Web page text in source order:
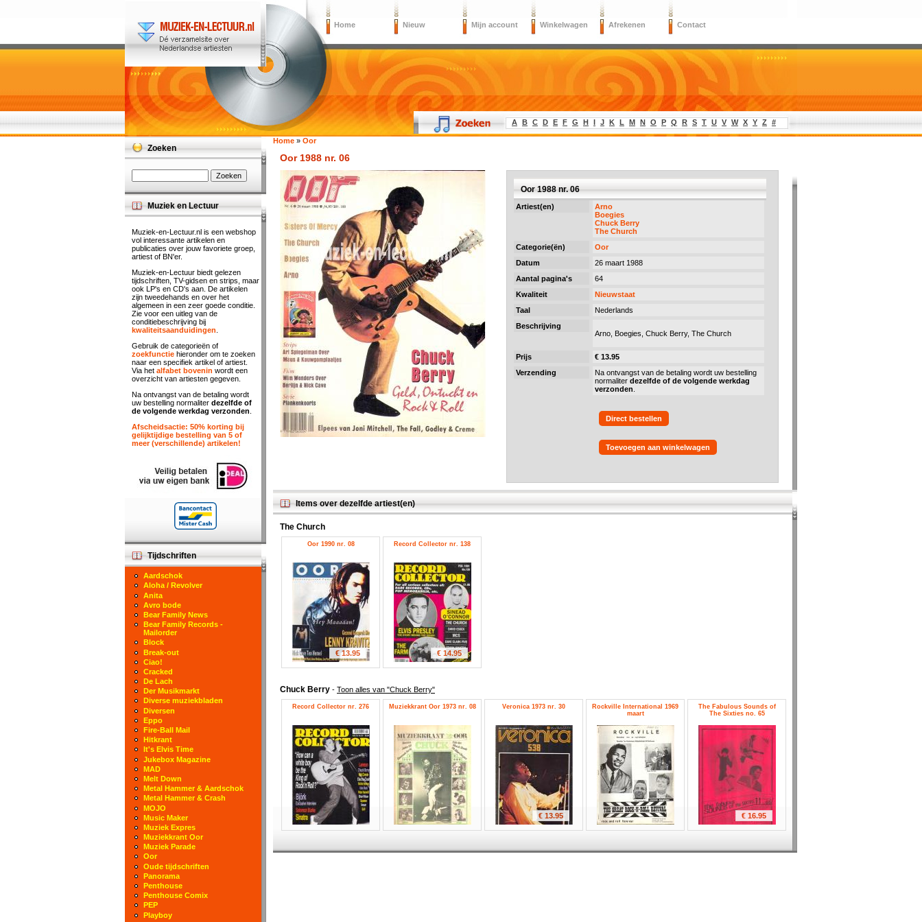
Home Nieuw Mijn account Winkelwagen Afrekenen Contact
A B C D E F G H I J K L M N O P Q R S T U V W X Y Z #
Home » Oor
Oor 1988 nr. 06
Oor 1988 nr. 06
Artiest(en)
Arno
Boegies
Chuck Berry
The Church
Categorie(ën)
Oor
Datum
26 maart 1988
Aantal pagina's
64
Kwaliteit
Nieuwstaat
Taal
Nederlands
Beschrijving
Arno, Boegies, Chuck Berry, The Church
Prijs
€ 13.95
Verzending
Na ontvangst van de betaling wordt uw bestelling
normaliter dezelfde of de volgende werkdag
verzonden
Direct bestellen
Toevoegen aan winkelwagen
Items over dezelfde artiest(en)
The Church
Oor 1990 nr. 08
€ 13.95
Record Collector nr. 138
€ 14.95
Chuck Berry - Toon alles van "Chuck Berry"
Record Collector nr. 276 Muziekkrant Oor 1973 nr. 08 Veronica 1973 nr. 30
€ 13.95
Rockville International 1969
maart
The Fabulous Sounds of
The Sixties no. 65
€ 16.95
Zoeken
Muziek en Lectuur
Muziek-en-Lectuur.nl is een webshop
vol interessante artikelen en
publicaties over jouw favoriete groep,
artiest of BN'er.
Muziek-en-Lectuur biedt gelezen
tijdschriften, TV-gidsen en strips, maar
ook LP's en CD's aan. De artikelen
zijn tweedehands en over het
algemeen in een zeer goede conditie.
Zie voor een uitleg van de
conditiebeschrijving bij
kwaliteitsaanduidingen
Gebruik de categorieën of
zoekfunctie hieronder om te zoeken
naar een specifiek artikel of artiest.
Via het alfabet bovenin wordt een
overzicht van artiesten gegeven.
Na ontvangst van de betaling wordt
uw bestelling normaliter dezelfde of
de volgende werkdag verzonden
Afscheidsactie: 50% korting bij
gelijktijdige bestelling van 5 of
meer (verschillende) artikelen!
Tijdschriften
Aardschok
Aloha / Revolver
Anita
Avro bode
Bear Family News
Bear Family Records -
Mailorder
Block
Break-out
Ciao!
Cracked
De Lach
Der Musikmarkt
Diverse muziekbladen
Diversen
Eppo
Fire-Ball Mail
Hitkrant
It's Elvis Time
Jukebox Magazine
MAD
Melt Down
Metal Hammer & Aardschok
Metal Hammer & Crash
MOJO
Music Maker
Muziek Expres
Muziekkrant Oor
Muziek Parade
Oor
Oude tijdschriften
Panorama
Penthouse
Penthouse Comix
PEP
Playboy